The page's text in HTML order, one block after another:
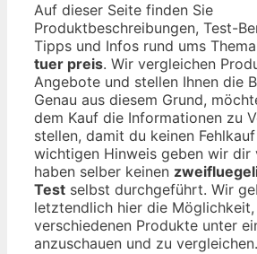
Auf dieser Seite finden Sie
Produktbeschreibungen, Test-
Tipps und Infos rund ums Thema
tuer preis. Wir vergleichen
Angebote und stellen Ihnen die
Genau aus diesem Grund,
dem Kauf die Informationen zu
stellen, damit du keinen
wichtigen Hinweis geben wir dir
haben selber keinen
Test selbst durchgeführt. Wir
letztendlich hier die
verschiedenen Produkte unter
anzuschauen und zu vergleichen.